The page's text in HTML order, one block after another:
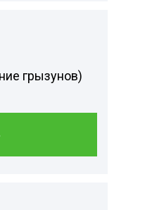
грызунов)